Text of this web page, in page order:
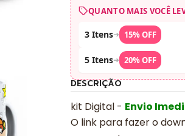
QUANTO MAIS VOCÊ
3 Itens➜ 15% OFF
5 Itens➜ 20% OFF
DESCRIÇÃO
kit Digital - Envio
O link para fazer o